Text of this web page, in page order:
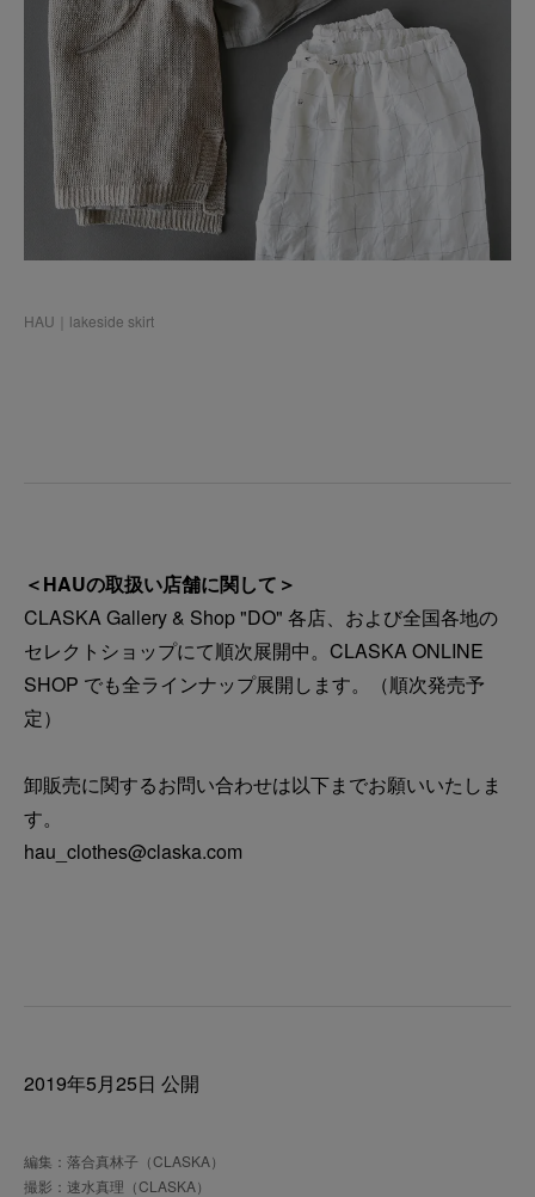
HAU｜lakeside skirt
＜HAUの取扱い店舗に関して＞
CLASKA Gallery & Shop "DO" 各店、および全国各地の
セレクトショップにて順次展開中。CLASKA ONLINE
SHOP でも全ラインナップ展開します。（順次発売予
定）
卸販売に関するお問い合わせは以下までお願いいたしま
す。
hau_clothes@claska.com
2019年5月25日 公開
編集：落合真林子（CLASKA）
撮影：速水真理（CLASKA）